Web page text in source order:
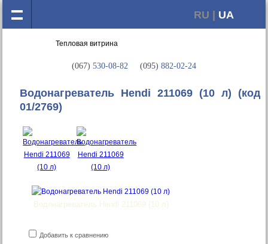
RU | UA
(067) 530-08-82 (095) 882-02-24
Водонагреватель Hendi 211069 (10 л) (код
01/2769)
Водонагреватель Hendi 211069 (10 л)
Добавить к сравнению